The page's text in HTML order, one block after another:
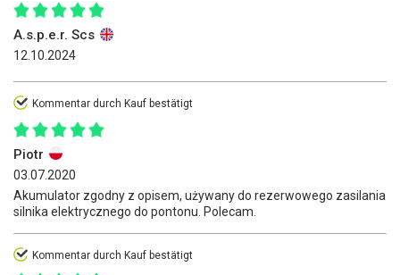
A.s.p.e.r. Scs
12.10.2024
Kommentar durch Kauf bestätigt
Piotr
03.07.2020
Akumulator zgodny z opisem, używany do rezerwowego zasilania
silnika elektrycznego do pontonu. Polecam.
Kommentar durch Kauf bestätigt